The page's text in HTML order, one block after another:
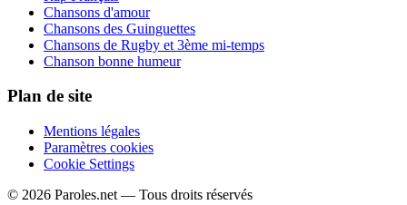
Chansons d'amour
Chansons des Guinguettes
Chansons de Rugby et 3ème mi-temps
Chanson bonne humeur
Plan de site
Mentions légales
Paramètres cookies
Cookie Settings
© 2026 Paroles.net — Tous droits réservés